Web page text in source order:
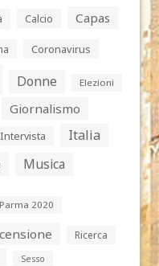
Calcio Capas
Coronavirus
Donne Elezioni
Giornalismo
Intervista Italia
Musica
Parma 2020
Ricerca
Sesso